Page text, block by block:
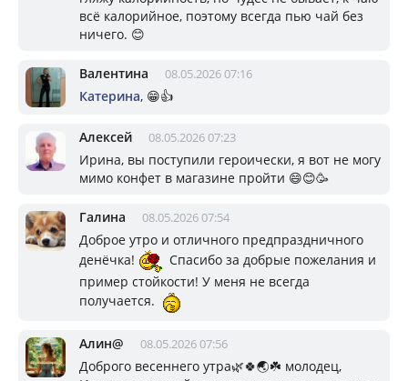
всё калорийное, поэтому всегда пью чай без
ничего. 😊
Валентина 08.05.2026 07:16
Катерина, 😁👍
Алексей 08.05.2026 07:23
Ирина, вы поступили героически, я вот не могу
мимо конфет в магазине пройти 😄😊🥳
Галина 08.05.2026 07:54
Доброе утро и отличного предпраздничного
денёчка!
Спасибо за добрые пожелания и
пример стойкости! У меня не всегда
получается.
Алин@ 08.05.2026 07:56
Доброго весеннего утра🌿🍀🌏☘️ молодец,